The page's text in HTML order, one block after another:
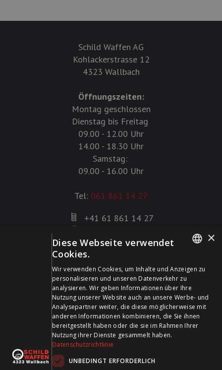
Schild Waffen AG
Kohlackerstrasse 12
4323 Wallbach
Öffnungszeiten:
Montag geschlossen
Dienstag bis Freitag
09.00 - 12.00 Uhr
14.00 - 18.30 Uhr
Samstag:
09.00 - 16.00 Uhr
Tel: 061 861 14 27
+41 61 861 14 27
info@schildwaffen.ch
Zahlungsmittel
Besuchen Sie uns in den Sozialen Medien und bleiben Sie
auf dem Laufenden!
FRENCH
×
Diese Webseite verwendet
Cookies.
Wir verwenden Cookies, um Inhalte und Anzeigen zu
personalisieren und unseren Datenverkehr zu
analysieren. Wir geben Informationen über Ihre
Nutzung unserer Website auch an unsere Werbe- und
Analysepartner weiter, die diese möglicherweise mit
anderen Informationen kombinieren, die Sie ihnen
bereitgestellt haben oder die sie im Rahmen Ihrer
Nutzung ihrer Dienste gesammelt haben.
Datenschutzrichtlinie
UNBEDINGT ERFORDERLICH